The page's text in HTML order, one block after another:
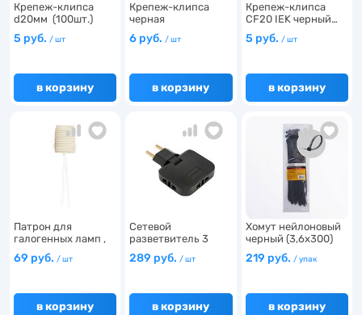
2
64
5
7
3
2
Крепеж-клипса
d20мм (100шт.)
Б00201…
5 руб. / шт
в корзину
Крепеж-клипса
черная
d16мм (100шт.)…
6 руб./ шт
в корзину
Крепеж-клипса
CF20 IEK черный…
5 руб. / шт
в корзину
Патрон для
галогенных ламп ,
250V G9…
69 руб. / шт
в корзину
Сетевой
разветвитель 3
местный б/з …
289 руб./ шт
в корзину
Хомут нейлоновый
черный (3,6х300)
219 руб. / упак
в корзину